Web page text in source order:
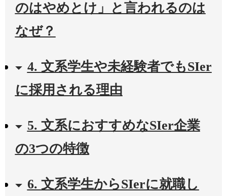
のはやめとけ」と言われるのは
なぜ？
4. 文系学生や未経験者でもSIer
に採用される理由
5. 文系におすすめなSIer企業
の3つの特徴
6. 文系学生からSIerに就職し